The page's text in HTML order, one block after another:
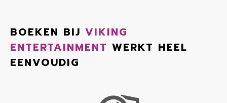
BOEKEN BIJ VIKING
ENTERTAINMENT WERKT HEEL
EENVOUDIG